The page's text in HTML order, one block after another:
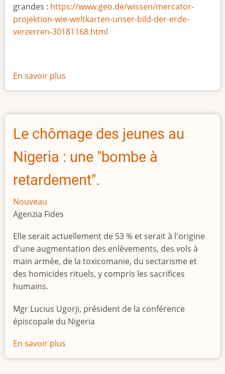
grandes : https://www.geo.de/wissen/mercator-
projektion-wie-weltkarten-unser-bild-der-erde-
verzerren-30181168.html
En savoir plus
La
taille
l'Afrique
Le chômage des jeunes au
Nigeria : une "bombe à
retardement".
Nouveau
Agenzia Fides
Elle serait actuellement de 53 % et serait à l'origine
d'une augmentation des enlèvements, des vols à
main armée, de la toxicomanie, du sectarisme et
des homicides rituels, y compris les sacrifices
humains.
Mgr Lucius Ugorji, président de la conférence
épiscopale du Nigeria
En savoir plus
Le